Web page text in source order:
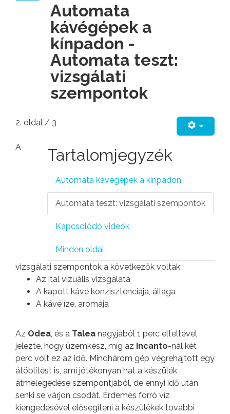
Automata
kávégépek a
kínpadon -
Automata teszt:
vizsgálati
szempontok
Tartalomjegyzék
Automata kávégépek a kínpadon
Automata teszt: vizsgálati szempontok
Kapcsolódó videók
Minden oldal
2. oldal / 3
A
vizsgálati szempontok a következők voltak:
Az ital vizuális vizsgálata
A kapott kávé konzisztenciája, állaga
A kávé íze, aromája
Az Odea , és a Talea nagyjából 1 perc elteltével
jelezte, hogy üzemkész, míg az Incanto-nál két
perc volt ez az idő. Mindhárom gép végrehajtott egy
átöblítést is, ami jótékonyan hat a készülék
átmelegedése szempontjából, de ennyi idő után
senki se várjon csodát. Érdemes forró víz
kiengedésével elősegíteni a készülékek további